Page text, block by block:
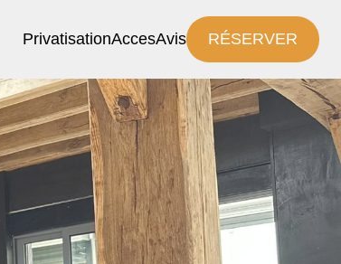
PrivatisationAccesAvis RÉSERVER